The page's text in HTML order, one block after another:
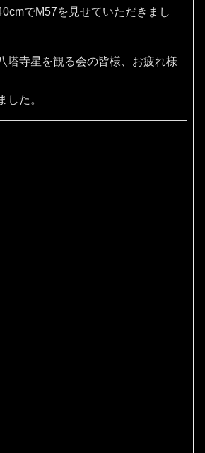
でM57を見せていただきまし
塔寺星を観る会の皆様、お疲れ様
した。